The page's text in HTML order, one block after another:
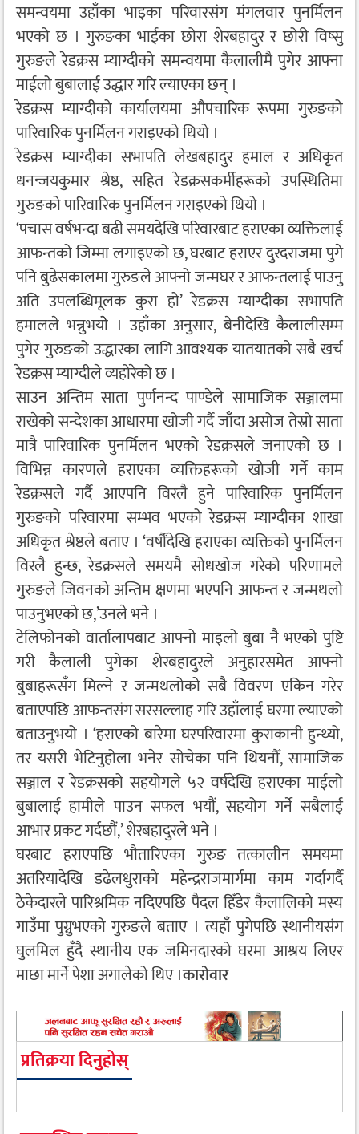
समन्वयमा उहाँका भाइका परिवारसंग मंगलवार पुनर्मिलन
भएको छ । गुरुङका भाईका छोरा शेरबहादुर र छोरी विष्सु
गुरुङले रेडक्रस म्याग्दीको समन्वयमा कैलालीमै पुगेर आफ्ना
माईलो बुबालाई उद्धार गरि ल्याएका छन् ।
रेडक्रस म्याग्दीको कार्यालयमा औपचारिक रूपमा गुरुङको
पारिवारिक पुनर्मिलन गराइएको थियो ।
रेडक्रस म्याग्दीका सभापति लेखबहादुर हमाल र अधिकृत
धनन्जयकुमार श्रेष्ठ, सहित रेडक्रसकर्मीहरूको उपस्थितिमा
गुरुङको पारिवारिक पुनर्मिलन गराइएको थियो ।
‘पचास वर्षभन्दा बढी समयदेखि परिवारबाट हराएका व्यक्तिलाई
आफन्तको जिम्मा लगाइएको छ, घरबाट हराएर दुरदराजमा पुगे
पनि बुढेसकालमा गुरुङले आफ्नो जन्मघर र आफन्तलाई पाउनु
अति उपलब्धिमूलक कुरा हो’ रेडक्रस म्याग्दीका सभापति
हमालले भन्नुभयोे । उहाँका अनुसार, बेनीदेखि कैलालीसम्म
पुगेर गुरुङको उद्धारका लागि आवश्यक यातयातको सबै खर्च
रेडक्रस म्याग्दीले व्यहोरेको छ ।
साउन अन्तिम साता पुर्णनन्द पाण्डेले सामाजिक सञ्जालमा
राखेको सन्देशका आधारमा खोजी गर्दै जाँदा असोज तेस्रो साता
मात्रै पारिवारिक पुनर्मिलन भएको रेडक्रसले जनाएको छ ।
विभिन्न कारणले हराएका व्यक्तिहरूको खोजी गर्ने काम
रेडक्रसले गर्दै आएपनि विरलै हुने पारिवारिक पुनर्मिलन
गुरुङको परिवारमा सम्भव भएको रेडक्रस म्याग्दीका शाखा
अधिकृत श्रेष्ठले बताए । ‘वर्षौंदेखि हराएका व्यक्तिको पुनर्मिलन
विरलै हुन्छ, रेडक्रसले समयमै सोधखोज गरेको परिणामले
गुरुङले जिवनको अन्तिम क्षणमा भएपनि आफन्त र जन्मथलो
पाउनुभएको छ,’उनले भने ।
टेलिफोनको वार्तालापबाट आफ्नो माइलो बुबा नै भएको पुष्टि
गरी कैलाली पुगेका शेरबहादुरले अनुहारसमेत आफ्नो
बुबाहरूसँग मिल्ने र जन्मथलोको सबै विवरण एकिन गरेर
बताएपछि आफन्तसंग सरसल्लाह गरि उहाँलाई घरमा ल्याएको
बताउनुभयो । ‘हराएको बारेमा घरपरिवारमा कुराकानी हुन्थ्यो,
तर यसरी भेटिनुहोला भनेर सोचेका पनि थियनौँ, सामाजिक
सञ्जाल र रेडक्रसको सहयोगले ५२ वर्षदेखि हराएका माईलो
बुबालाई हामीले पाउन सफल भयौं, सहयोग गर्ने सबैलाई
आभार प्रकट गर्दछौं,’ शेरबहादुरले भने ।
घरबाट हराएपछि भौतारिएका गुरुङ तत्कालीन समयमा
अतरियादेखि डढेलधुराको महेन्द्रराजमार्गमा काम गर्दागर्दै
ठेकेदारले पारिश्रमिक नदिएपछि पैदल हिँडेर कैलालिको मस्य
गाउँमा पुग्नुभएको गुरुङले बताए । त्यहाँ पुगेपछि स्थानीयसंग
घुलमिल हुँदै स्थानीय एक जमिनदारको घरमा आश्रय लिएर
माछा मार्ने पेशा अगालेको थिए ।कारोवार
प्रतिक्रया दिनुहोस्